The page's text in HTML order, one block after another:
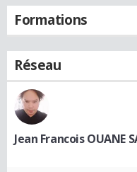
Formations
Réseau
Jean Francois OUANE